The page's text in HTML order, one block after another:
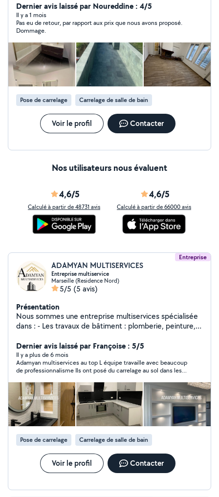
conseiller dans le choix des matériaux. Disponible
rapidement à Marseille et alentours. N'hésitez pas à me
contacter pour plus d'informations.
Dernier avis laissé par Noureddine : 4/5
Il y a 1 mois
Pas eu de retour, par rapport aux prix que nous avons proposé.
Dommage.
Pose de carrelage Carrelage de salle de bain
Voir le profil Contacter
Nos utilisateurs nous évaluent
4,6/5
Calculé à partir de 48731 avis
4,6/5
Calculé à partir de 66000 avis
Entreprise
ADAMYAN MULTISERVICES
Entreprise multiservice
Marseille (Residence Nord)
5/5 (5 avis)
Présentation
Nous sommes une entreprise multiservices spécialisée
dans : - Les travaux de bâtiment : plomberie, peinture,
Le nettoyage : chez les particuliers, les professionnels,
Airbnb, fin de chantier - Le jardinage et l'entretien
extérieur Que ce soit pour de petits travaux ou un
chantier complet, nous vous accompagnons avec
sérieux et efficacité.
Dernier avis laissé par Françoise : 5/5
Il y a plus de 6 mois
Adamyan multiservices au top L équipe travaille avec beaucoup
de professionnalisme Ils ont posé du carrelage au sol dans les
très sympathique Je recommande vivement
Pose de carrelage Carrelage de salle de bain
Voir le profil Contacter